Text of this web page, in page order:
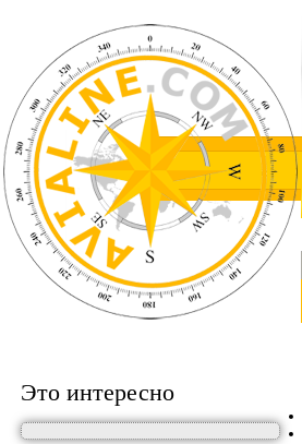
Это интересно